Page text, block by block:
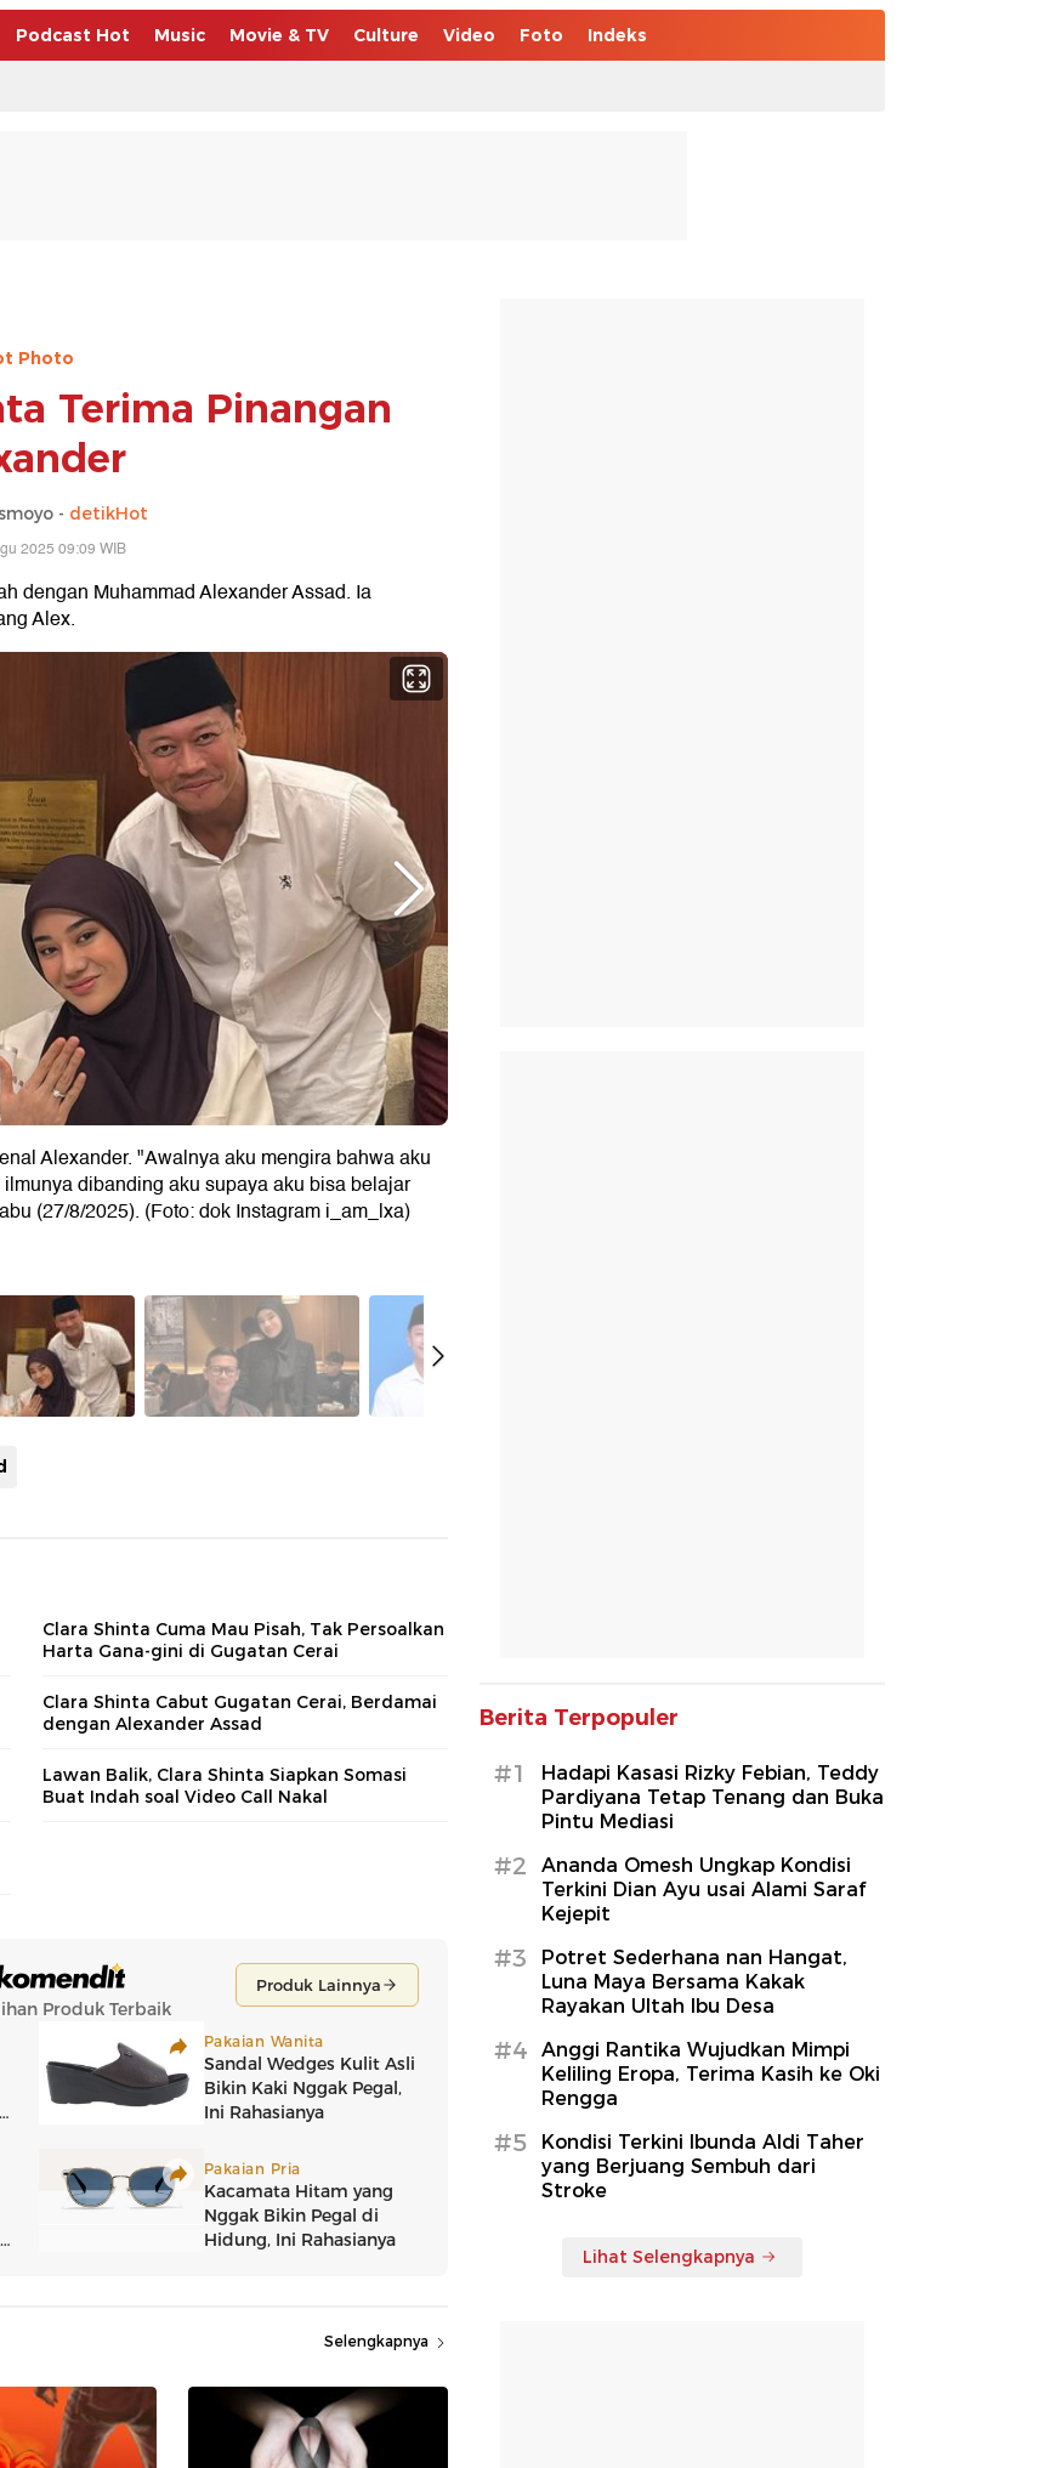
Podcast Hot Music Movie & TV Culture Video Foto Indeks
Photo
Terima Pinangan
- detikHot
2025 09:09 WIB
dengan Muhammad Alexander Assad. Ia
Alex.
Alexander. "Awalnya aku mengira bahwa aku
dibanding aku supaya aku bisa belajar
(27/8/2025). (Foto: dok Instagram i_am_lxa)
Clara Shinta Cuma Mau Pisah, Tak Persoalkan
Harta Gana-gini di Gugatan Cerai
Clara Shinta Cabut Gugatan Cerai, Berdamai
dengan Alexander Assad
Lawan Balik, Clara Shinta Siapkan Somasi
Buat Indah soal Video Call Nakal
Selengkapnya
Berita Terpopuler
#1
Hadapi Kasasi Rizky Febian, Teddy
Pardiyana Tetap Tenang dan Buka
Pintu Mediasi
#2
Ananda Omesh Ungkap Kondisi
Terkini Dian Ayu usai Alami Saraf
Kejepit
#3
Potret Sederhana nan Hangat,
Luna Maya Bersama Kakak
Rayakan Ultah Ibu Desa
#4
Anggi Rantika Wujudkan Mimpi
Keliling Eropa, Terima Kasih ke Oki
Rengga
#5
Kondisi Terkini Ibunda Aldi Taher
yang Berjuang Sembuh dari
Stroke
Lihat Selengkapnya